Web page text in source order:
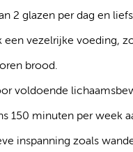
2 glazen per dag en
een vezelrijke voeding,
brood.
voldoende
150 minuten per week
inspanning zoals